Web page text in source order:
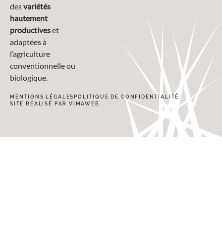
desvariétés
hautement
productiveset
adaptées à
l’agriculture
conventionnelle ou
biologique.
MENTIONS LÉGALES POLITIQUE DE CONFIDENTIALITÉ
SITE RÉALISÉ PAR VIMAWEB